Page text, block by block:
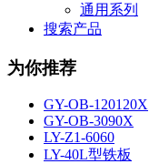
通用系列
搜索产品
为你推荐
GY-OB-120120X
GY-OB-3090X
LY-Z1-6060
LY-40L型铁板